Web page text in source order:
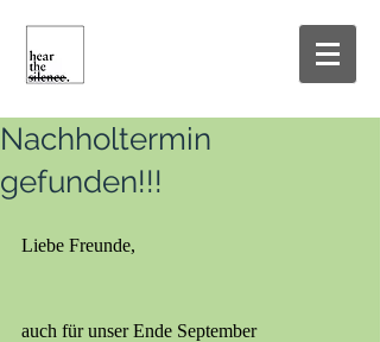
Nachholtermin
gefunden!!!
Liebe Freunde,
auch für unser Ende September